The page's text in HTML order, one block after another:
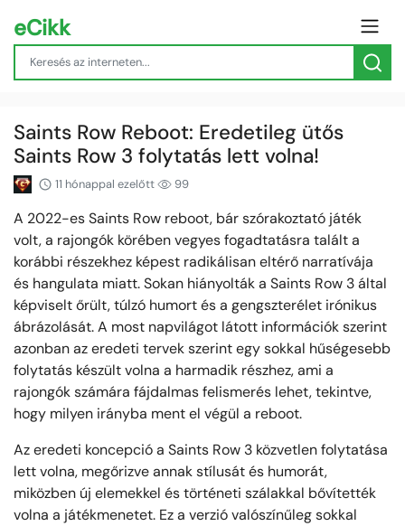
eCikk
Saints Row Reboot: Eredetileg ütős
Saints Row 3 folytatás lett volna!
11 hónappal ezelőtt 99
A 2022-es Saints Row reboot, bár szórakoztató játék
volt, a rajongók körében vegyes fogadtatásra talált a
korábbi részekhez képest radikálisan eltérő narratívája
és hangulata miatt. Sokan hiányolták a Saints Row 3 által
képviselt őrült, túlzó humort és a gengszterélet irónikus
ábrázolását. A most napvilágot látott információk szerint
azonban az eredeti tervek szerint egy sokkal hűségesebb
folytatás készült volna a harmadik részhez, ami a
rajongók számára fájdalmas felismerés lehet, tekintve,
hogy milyen irányba ment el végül a reboot.
Az eredeti koncepció a Saints Row 3 közvetlen folytatása
lett volna, megőrizve annak stílusát és humorát,
miközben új elemekkel és történeti szálakkal bővítették
volna a játékmenetet. Ez a verzió valószínűleg sokkal